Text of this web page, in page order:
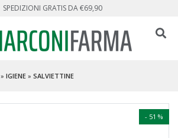
SPEDIZIONI GRATIS DA €69,90
» IGIENE » SALVIETTINE
- 51 %